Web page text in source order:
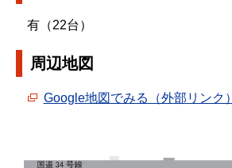
有（22台）
周辺地図
Google地図でみる（外部リンク）